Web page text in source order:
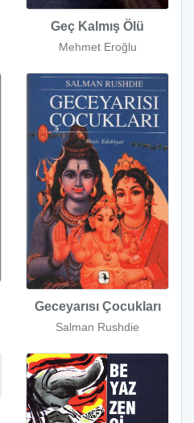
Geç Kalmış Ölü
Mehmet Eroğlu
Geceyarısı Çocukları
Salman Rushdie